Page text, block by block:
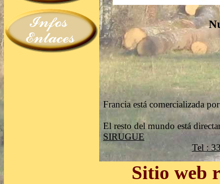
Francia está comercializada
El resto del mundo está
SIRUGUE
Tel :
Sitio web